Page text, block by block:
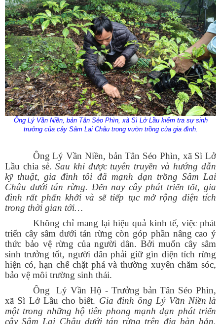
Ông Lý Vần Niền, bản Tân Séo Phìn, xã Sì Lở Lầu kiểm tra sự sinh
trưởng của cây Sâm Lai Châu trong vườn trồng của gia đình.
Ông Lý Vần Niền, bản Tân Séo Phìn, xã Sì Lở
Lầu chia sẻ. Sau khi được tuyên truyền và hướng dẫn
kỹ thuật, gia đình tôi đã mạnh dạn trồng Sâm Lai
Châu dưới tán rừng. Đến nay cây phát triển tốt, gia
đình rất phấn khởi và sẽ tiếp tục mở rộng diện tích
trong thời gian tới…
Không chỉ mang lại hiệu quả kinh tế, việc phát
triển cây sâm dưới tán rừng còn góp phần nâng cao ý
thức bảo vệ rừng của người dân. Bởi muốn cây sâm
sinh trưởng tốt, người dân phải giữ gìn diện tích rừng
hiện có, hạn chế chặt phá và thường xuyên chăm sóc,
bảo vệ môi trường sinh thái.
Ông
Lý VầnHộ - Trưởng bản Tân Séo Phìn,
xã Sì Lở Lầu cho biết. Gia đình ông Lý Vần Niền là
một trong những hộ tiên phong mạnh dạn phát triển
cây Sâm Lai Châu dưới tán rừng trên địa bàn bản.